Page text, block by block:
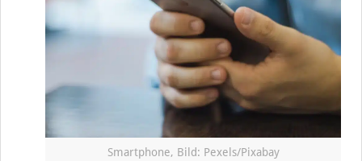
Smartphone, Bild: Pexels/Pixabay